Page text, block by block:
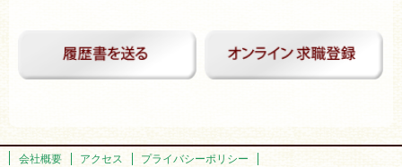
会社概要 アクセス プライバシーポリシー